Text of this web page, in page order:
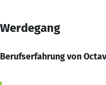
Werdegang
Berufserfahrung von